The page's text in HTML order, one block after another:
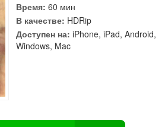
Время: 60 мин
В качестве: HDRip
Доступен на: iPhone, iPad, Android,
Windows, Mac